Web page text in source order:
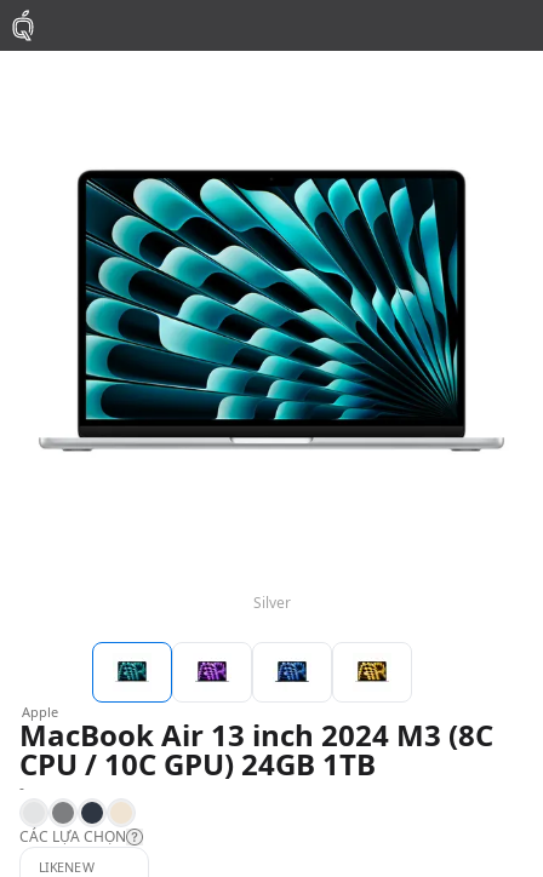
MacBook Pro
MacBook Air
Phụ Kiện
Thu Mua
Silver
Apple
MacBook Air 13 inch 2024 M3 (8C
CPU / 10C GPU) 24GB 1TB
-
SilverSpace Gray
Midnight
Starlight
CÁC LỰA CHỌN
LIKENEW